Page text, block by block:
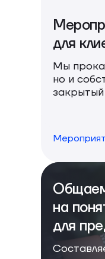
для
Мы
но и
закрытый
на
для